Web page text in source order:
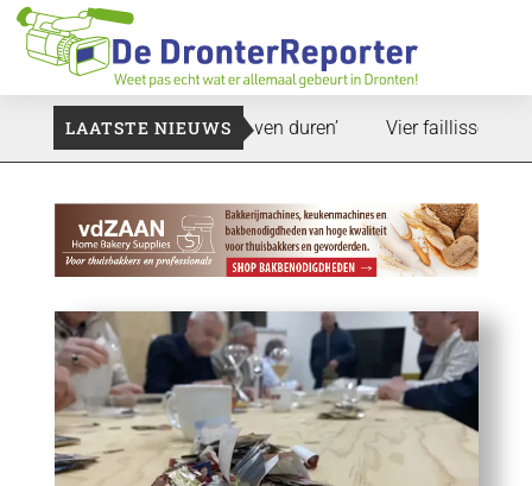
LAATSTE NIEUWS
‘Dat zal ook nog wel even duren’ Vier faillissementen